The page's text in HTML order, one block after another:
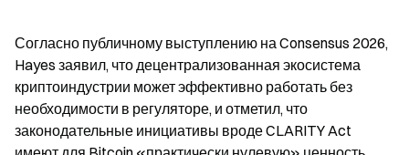
Согласно публичному выступлению на Consensus 2026,
Hayes заявил, что децентрализованная экосистема
криптоиндустрии может эффективно работать без
необходимости в регуляторе, и отметил, что
законодательные инициативы вроде CLARITY Act